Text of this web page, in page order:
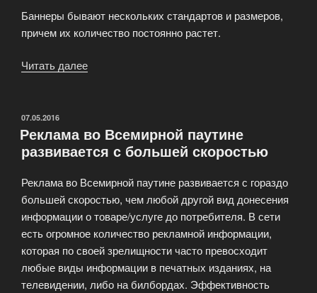
Баннеры бывают нескольких стандартов и размеров,
причем их количество постоянно растет.
Читать далее
ОПУБЛИКОВАНО
07.05.2016
Реклама во Всемирной паутине
развивается с большей скоростью
Реклама во Всемирной паутине развивается с гораздо
большей скоростью, чем любой другой вид донесения
информации о товаре/услуге до потребителя. В сети
есть огромное количество рекламной информации,
которая по своей зрелищности часто превосходит
любые виды информации в печатных изданиях, на
телевидении, либо на билбордах. Эффективность